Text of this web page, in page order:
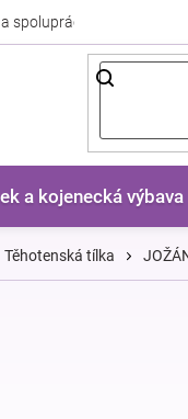
spolupráce
a kojenecká výbava
Těhotenská tílka